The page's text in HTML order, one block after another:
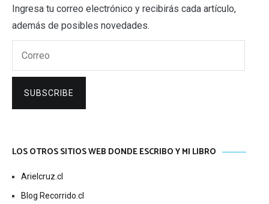
Ingresa tu correo electrónico y recibirás cada artículo,
además de posibles novedades.
SUBSCRIBE
LOS OTROS SITIOS WEB DONDE ESCRIBO Y MI LIBRO
Arielcruz.cl
Blog Recorrido.cl